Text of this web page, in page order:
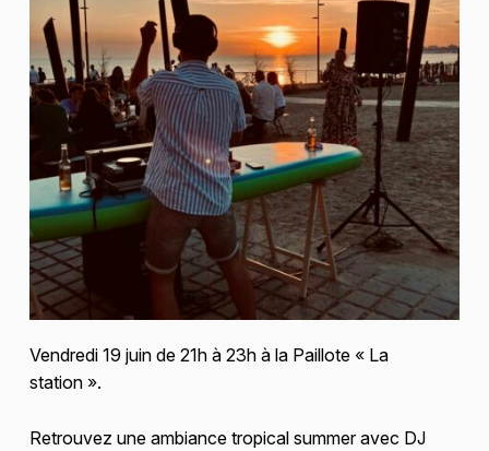
Vendredi 19 juin de 21h à 23h à la Paillote « La
station ».
Retrouvez une ambiance tropical summer avec DJ